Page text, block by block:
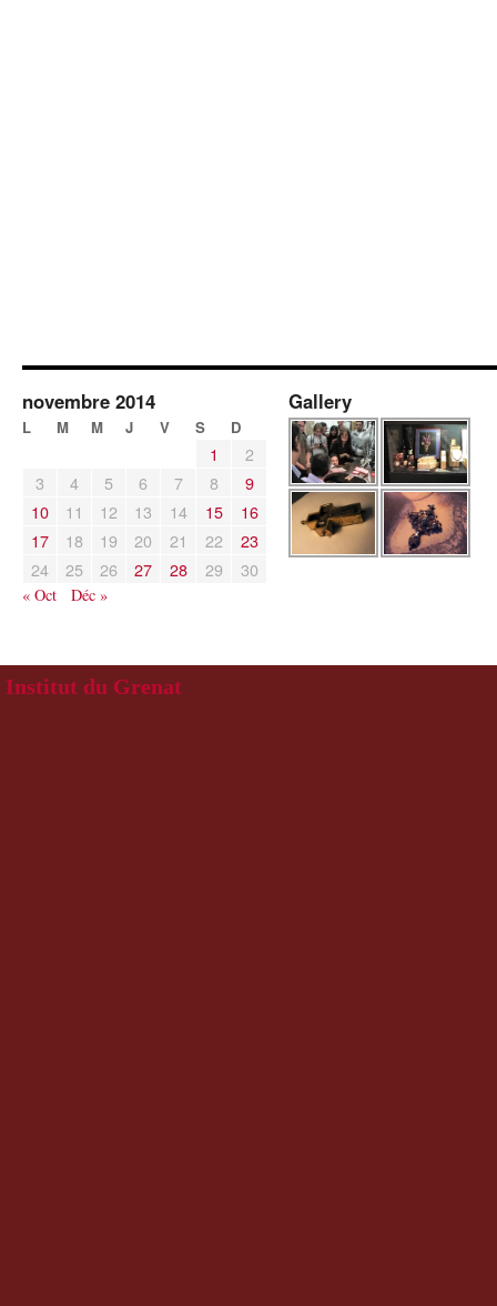
novembre 2014
L M M J V S D
1
2
3
4 5 6 7 8
9
10
11 12 13 14 15
16
17
18 19 20 21 22
23
24
25 26 27 28 29 30
« Oct Déc »
Gallery
Institut du Grenat